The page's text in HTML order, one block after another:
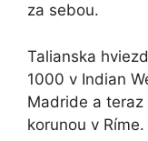
za sebou.
Talianska
1000 v Indian
Madride a teraz
korunou v Ríme.